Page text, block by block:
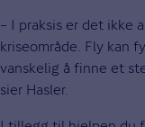
– I praksis er det ikke
kriseområde. Fly kan
vanskelig å finne et
sier Hasler.